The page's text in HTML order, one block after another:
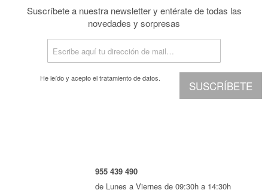
Suscríbete a nuestra newsletter y entérate de todas las
novedades y sorpresas
SUSCRÍBETE
He leído y acepto eltratamiento de datos.
955 439 490
de Lunes a Viernes de 09:30h a 14:30h